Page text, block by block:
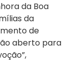
da Boa
da
de
aberto para